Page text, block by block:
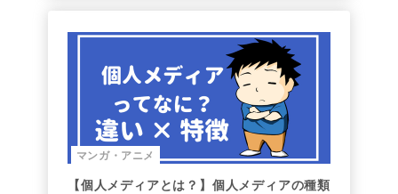
マンガ・アニメ
【個人メディアとは？】個人メディアの種類